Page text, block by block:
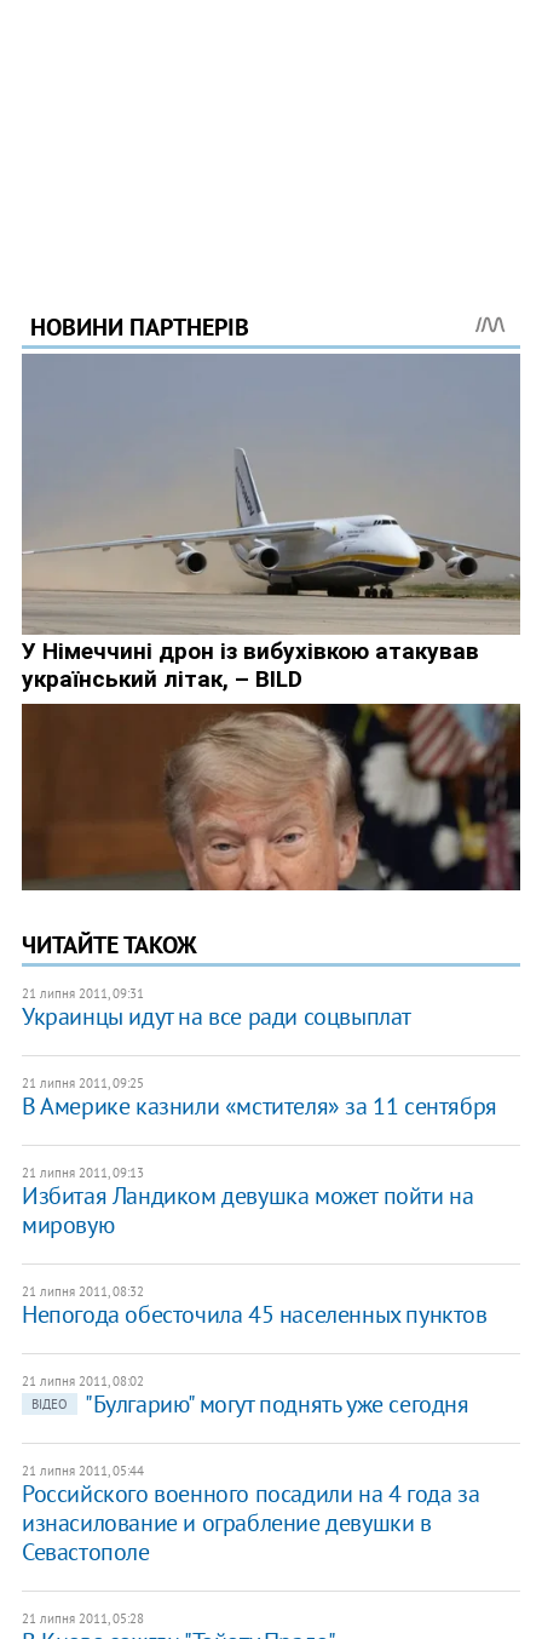
ЧИТАЙТЕ ТАКОЖ
21 липня 2011, 09:31
Украинцы идут на все ради соцвыплат
21 липня 2011, 09:25
В Америке казнили «мстителя» за 11 сентября
21 липня 2011, 09:13
Избитая Ландиком девушка может пойти на
мировую
21 липня 2011, 08:32
Непогода обесточила 45 населенных пунктов
21 липня 2011, 08:02
ВІДЕО
"Булгарию" могут поднять уже сегодня
21 липня 2011, 05:44
Российского военного посадили на 4 года за
изнасилование и ограбление девушки в
Севастополе
21 липня 2011, 05:28